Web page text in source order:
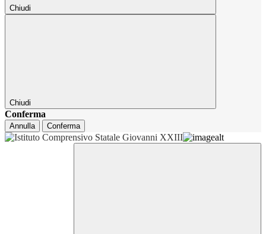
Chiudi
Chiudi
Conferma
Annulla Conferma